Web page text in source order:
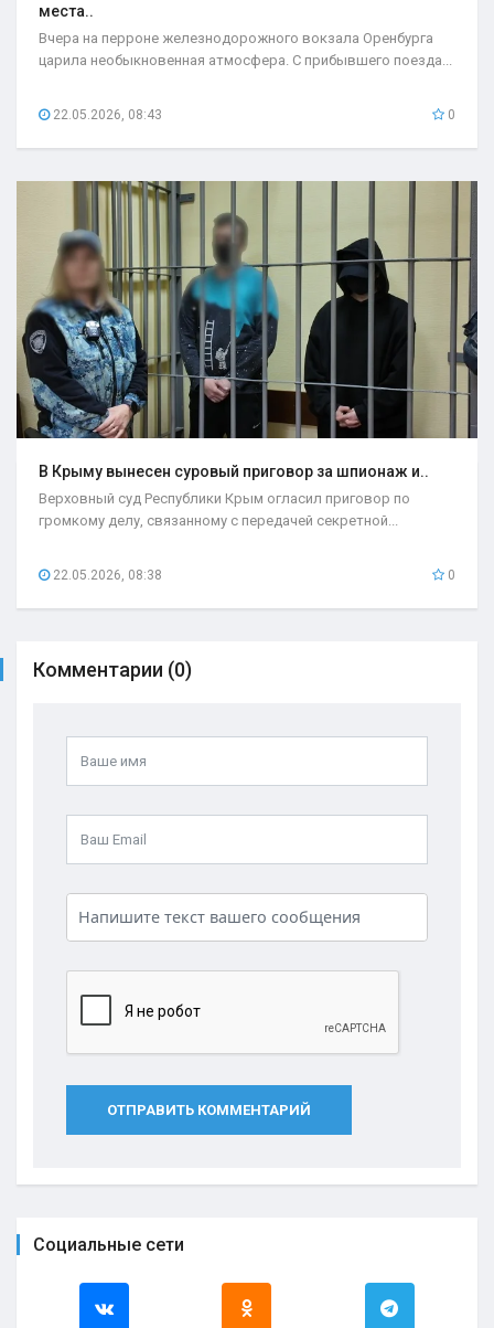
места..
Вчера на перроне железнодорожного вокзала Оренбурга
царила необыкновенная атмосфера. С прибывшего поезда...
22.05.2026, 08:43 0
В Крыму вынесен суровый приговор за шпионаж и..
Верховный суд Республики Крым огласил приговор по
громкому делу, связанному с передачей секретной...
22.05.2026, 08:38 0
Комментарии (0)
ОТПРАВИТЬ КОММЕНТАРИЙ
Социальные сети